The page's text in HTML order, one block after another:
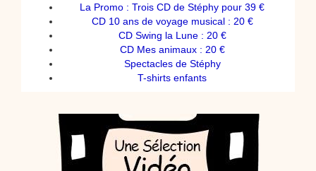
La Promo : Trois CD de Stéphy pour 39 €
CD 10 ans de voyage musical : 20 €
CD Swing la Lune : 20 €
CD Mes animaux : 20 €
Spectacles de Stéphy
T-shirts enfants